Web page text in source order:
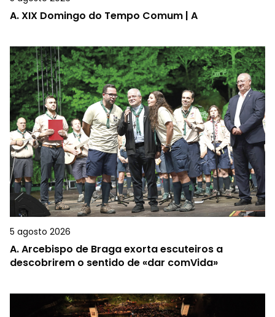
A.XIX Domingo do Tempo Comum | A
5 agosto 2026
A.Arcebispo de Braga exorta escuteiros a
descobrirem o sentido de «dar comVida»